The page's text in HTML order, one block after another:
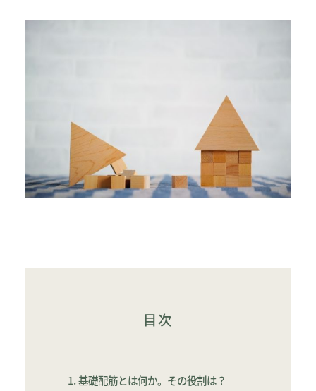
目次
基礎配筋とは何か。その役割は？